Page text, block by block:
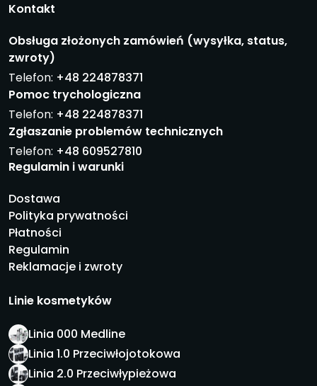
Kontakt
Obsługa złożonych zamówień (wysyłka, status,
zwroty)
Telefon: +48 224878371
Pomoc trychologiczna
Telefon: +48 224878371
Zgłaszanie problemów technicznych
Telefon: +48 609527810
Regulamin i warunki
Dostawa
Polityka prywatności
Płatności
Regulamin
Reklamacje i zwroty
Linie kosmetyków
Linia 000 Medline
Linia 1.0 Przeciwłojotokowa
Linia 2.0 Przeciwłypieżowa